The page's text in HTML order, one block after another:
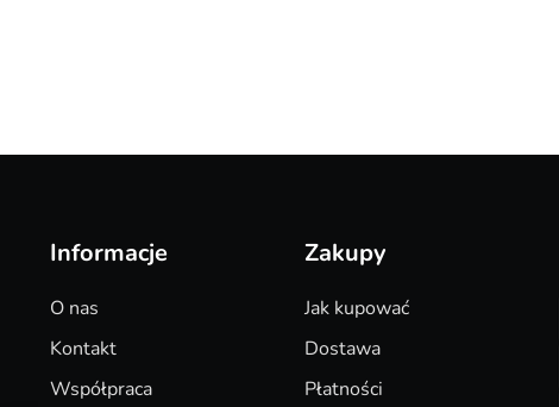
Informacje
O nas
Kontakt
Współpraca
Zakupy
Jak kupować
Dostawa
Płatności